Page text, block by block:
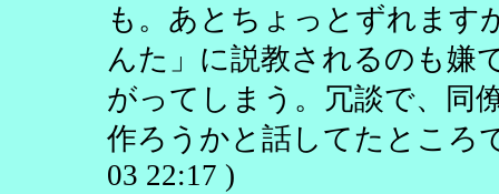
も。あとちょっとずれます
んた」に説教されるのも嫌
がってしまう。冗談で、同
作ろうかと話してたところ
03 22:17 )